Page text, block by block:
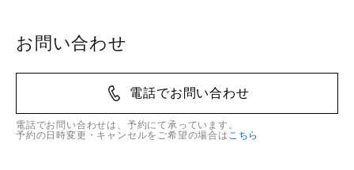
お問い合わせ
電話でお問い合わせ
電話でお問い合わせは、予約にて承っています。
予約の日時変更・キャンセルをご希望の場合は こちら